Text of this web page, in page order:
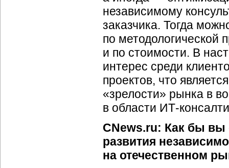
независимому
заказчика. Тогда
по методологической
и по стоимости. В
интерес среди
проектов, что
«зрелости» рынка в
в области ИТ-
CNews.ru: Как бы вы
развития
на отечественном